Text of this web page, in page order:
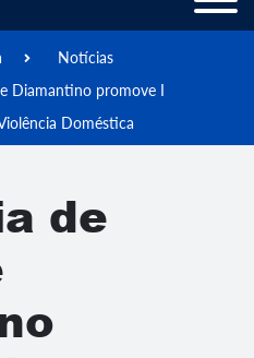
Notícias
Diamantino promove I
Doméstica
de